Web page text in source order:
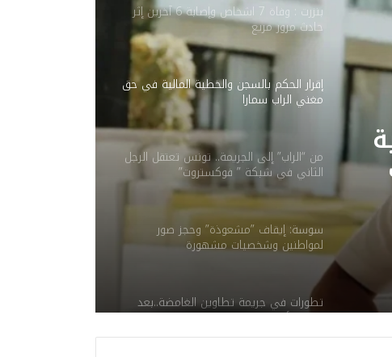
بنزرت : وفاة 7 اشخاص وإصابة 6 آخرين إثر
حادث مرور مريع
إقرار الحكم بالسجن والخطية المالية في حق
مغني الراب سمارا
من “الراب” إلى الجريمة.. تونس تعتقل الرجل
الثاني في شبكة ” فوكستروت”
سوسة: إيقاف ”مشعوذة” وحجز صور
لمواطنين وشخصيات مشهورة
تطورات في جريمة تطاوين الغامضة..بعد
مقتل الأم وابنتها..الابن يُسلم الروح